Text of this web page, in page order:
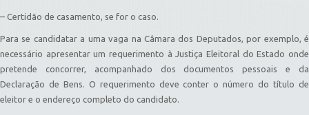
– Certidão de casamento, se for o caso.
Para se candidatar a uma vaga na Câmara dos Deputados, por exemplo, é
necessário apresentar um requerimento à Justiça Eleitoral do Estado onde
pretende concorrer, acompanhado dos documentos pessoais e da
Declaração de Bens. O requerimento deve conter o número do título de
eleitor e o endereço completo do candidato.